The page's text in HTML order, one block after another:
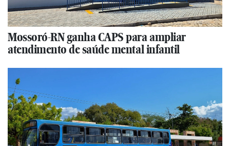
Mossoró-RN ganha CAPS para ampliar
atendimento de saúde mental infantil